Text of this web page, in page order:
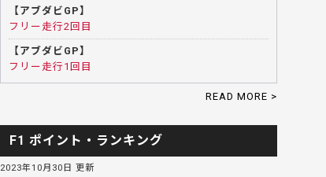
【アブダビGP】
フリー走行2回目
【アブダビGP】
フリー走行1回目
READ MORE >
F1 ポイント・ランキング
2023年10月30日 更新